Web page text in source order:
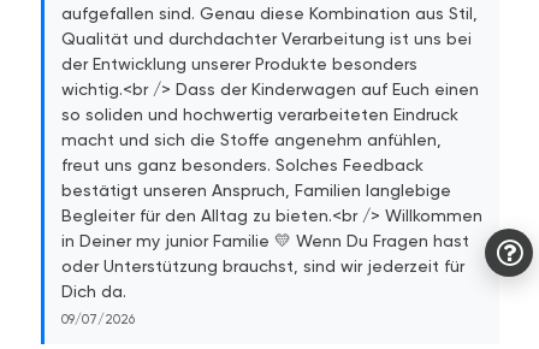
aufgefallen sind. Genau diese Kombination aus Stil,
Qualität und durchdachter Verarbeitung ist uns bei
der Entwicklung unserer Produkte besonders
wichtig.<br /> Dass der Kinderwagen auf Euch einen
so soliden und hochwertig verarbeiteten Eindruck
macht und sich die Stoffe angenehm anfühlen,
freut uns ganz besonders. Solches Feedback
bestätigt unseren Anspruch, Familien langlebige
Begleiter für den Alltag zu bieten.<br /> Willkommen
in Deiner my junior Familie 💛 Wenn Du Fragen hast
oder Unterstützung brauchst, sind wir jederzeit für
Dich da.
09/07/2026